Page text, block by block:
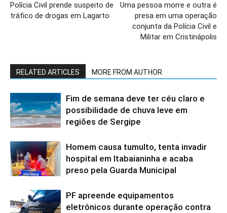
Polícia Civil prende suspeito de
tráfico de drogas em Lagarto
Uma pessoa morre e outra é
presa em uma operação
conjunta da Polícia Civil e
Militar em Cristinápolis
RELATED ARTICLES MORE FROM AUTHOR
Fim de semana deve ter céu claro e
possibilidade de chuva leve em
regiões de Sergipe
Homem causa tumulto, tenta invadir
hospital em Itabaianinha e acaba
preso pela Guarda Municipal
PF apreende equipamentos
eletrônicos durante operação contra